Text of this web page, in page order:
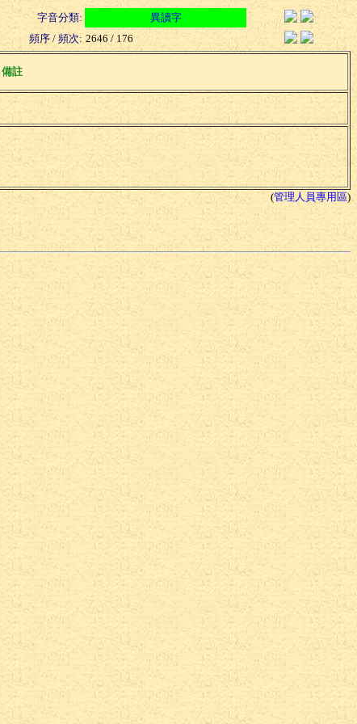
字音分類:
異讀字
頻序 / 頻次: 2646 / 176
備註
(管理人員專用區)